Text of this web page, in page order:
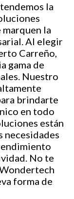
la
la
Al elegir
Carreño,
gama de
Nuestro
brindarte
en todo
están
necesidades
No te
forma de